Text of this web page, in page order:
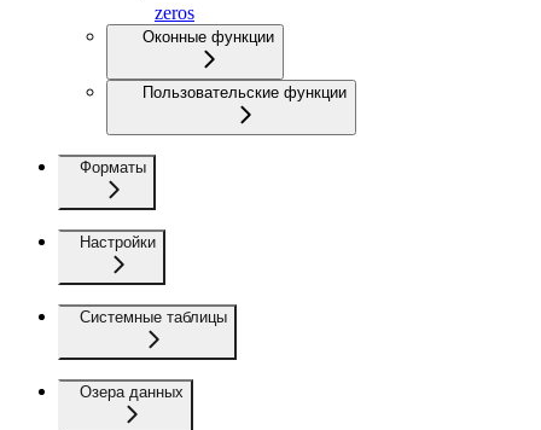
zeros
Оконные функции
Пользовательские функции
Форматы
Настройки
Системные таблицы
Озера данных